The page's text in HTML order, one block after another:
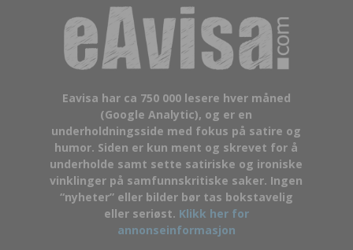
Eavisa har ca 750 000 lesere hver måned
(Google Analytic), og er en
underholdningsside med fokus på satire og
humor. Siden er kun ment og skrevet for å
underholde samt sette satiriske og ironiske
vinklinger på samfunnskritiske saker. Ingen
“nyheter” eller bilder bør tas bokstavelig
eller seriøst. Klikk her for
annonseinformasjon